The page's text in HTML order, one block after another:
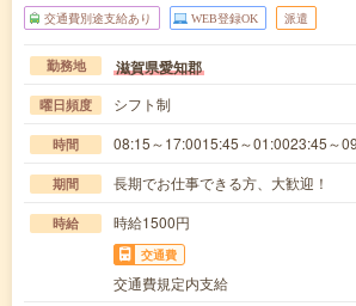
交通費別途支給あり WEB登録OK 派遣
勤務地 滋賀県愛知郡
曜日頻度 シフト制
時間 08:15～17:0015:45～01:0023:45～
期間 長期でお仕事できる方、大歓迎！
時給 時給1500円
交通費
交通費規定内支給